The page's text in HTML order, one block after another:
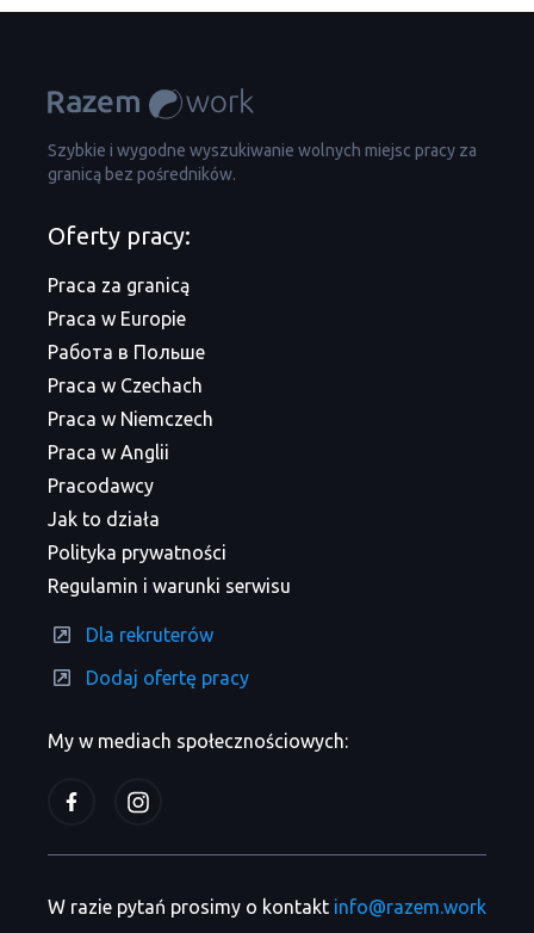
Szybkie i wygodne wyszukiwanie wolnych miejsc pracy za
granicą bez pośredników.
My w mediach społecznościowych:
Oferty pracy:
Praca za granicą
Praca w Europie
Работа в Польше
Praca w Czechach
Praca w Niemczech
Praca w Anglii
Pracodawcy
Jak to działa
Polityka prywatności
Regulamin i warunki serwisu
Dla rekruterów
Dodaj ofertę pracy
W razie pytań prosimy o kontakt info@razem.work